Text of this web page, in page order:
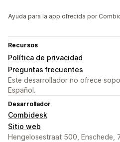
Ayuda para la app ofrecida por
Recursos
Política de privacidad
Preguntas frecuentes
Este desarrollador no ofrece
Español.
Desarrollador
Combidesk
Sitio web
Hengelosestraat 500, Enschede,